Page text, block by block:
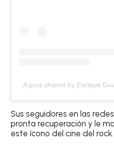
A post shared by Enrique
Sus seguidores en las
pronta recuperación y le
este ícono del cine del rock.